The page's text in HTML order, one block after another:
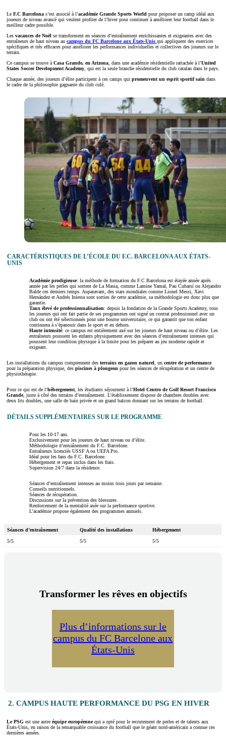
Le F.C Barcelona s’est associé à l’académie Grande Sports World pour proposer un camp idéal aux
joueurs de niveau avancé qui veulent profiter de l’hiver pour continuer à améliorer leur football dans le
meilleur cadre possible.
Les vacances de Noël se transforment en séances d’entraînement enrichissantes et exigeantes avec des
entraîneurs de haut niveau au campus du FC Barcelone aux États-Unis qui appliquent des exercices
spécifiques et très efficaces pour améliorer les performances individuelles et collectives des joueurs sur le
terrain.
Ce campus se trouve à Casa Grande, en Arizona , dans une académie résidentielle rattachée à l’United
States Soccer Development Academy , qui est la seule branche résidentielle du club catalan dans le pays.
Chaque année, des joueurs d’élite participent à ces camps qui promeuvent un esprit sportif sain dans
le cadre de la philosophie gagnante du club culé.
CARACTÉRISTIQUES DE L’ÉCOLE DU F.C. BARCELONA AUX ÉTATS-
UNIS
Académie prodigieuse: la méthode de formation du F.C Barcelona est étayée année après
année par les perles qui sortent de La Masia, comme Lamine Yamal, Pau Cubarsí ou Alejandro
Balde ces derniers temps. Auparavant, des stars mondiales comme Lionel Messi, Xavi
Hernández et Andrés Iniesta sont sorties de cette académie, sa méthodologie est donc plus que
garantie.
Taux élevé de professionnalisation: depuis la fondation de la Grande Sports Academy, tous
les joueurs qui ont fait partie de ses programmes ont signé un contrat professionnel avec un
club ou ont été sélectionnés pour une bourse universitaire, ce qui garantit que ton enfant
continuera à s’épanouir dans le sport et en dehors.
Haute intensité: ce campus est entièrement axé sur les joueurs de haut niveau ou d’élite. Les
entraîneurs poussent les enfants physiquement avec des séances d’entraînement intenses qui
poussent leur condition physique à la limite pour les préparer au jeu moderne rapide et
exigeant.
Les installations du campus comprennent des terrains en gazon naturel , un centre de performance
pour la préparation physique, des piscines à plongeon pour les séances de récupération et un centre de
physiothérapie.
Pour ce qui est de l’hébergement , les étudiants séjournent à l’Hotel Centro de Golf Resort Francisco
Grande, juste à côté des terrains d’entraînement. L’établissement dispose de chambres doubles avec
deux lits doubles, une salle de bain privée et un grand balcon donnant sur les terrains de football.
DÉTAILS SUPPLÉMENTAIRES SUR LE PROGRAMME
Pour les 10-17 ans.
Exclusivement pour les joueurs de haut niveau ou d’élite.
Méthodologie d’entraînement du F.C. Barcelone.
Entraîneurs licenciés USSF A ou UEFA Pro.
Idéal pour les fans du F.C. Barcelone.
Hébergement et repas inclus dans les frais.
Supervision 24/7 dans la résidence.
Séances d’entraînement intenses au moins trois jours par semaine.
Conseils nutritionnels.
Séances de récupération.
Discussions sur la prévention des blessures.
Renforcement de la mentalité axée sur la performance sportive.
L’académie propose également des programmes annuels.
Séances d’entraînement Qualité des installations
Hébergement
5/5
5/5 5/5
Transformer les rêves en objectifs
Plus d’informations sur le
campus du FC Barcelone aux
États-Unis
2. CAMPUS HAUTE PERFORMANCE DU PSG EN HIVER
Le PSG est une autre équipe européennequi a opté pour le recrutement de perles et de talents aux
États-Unis, en raison de la remarquable croissance du football que le géant nord-américain a connue ces
dernières années.